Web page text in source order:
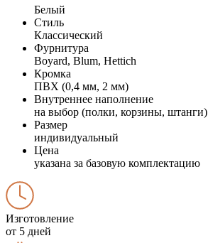
Белый
Стиль
Классический
Фурнитура
Boyard, Blum, Hettich
Кромка
ПВХ (0,4 мм, 2 мм)
Внутреннее наполнение
на выбор (полки, корзины, штанги)
Размер
индивидуальный
Цена
указана за базовую комплектацию
Изготовление
от 5 дней